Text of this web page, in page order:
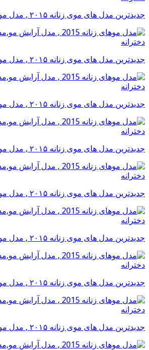
جدیدترین مدل های موی زنانه ۲۰۱۵ , مدل مو دخترانه
جدیدترین مدل های موی زنانه ۲۰۱۵ , مدل مو دخترانه
جدیدترین مدل های موی زنانه ۲۰۱۵ , مدل مو دخترانه
جدیدترین مدل های موی زنانه ۲۰۱۵ , مدل مو دخترانه
جدیدترین مدل های موی زنانه ۲۰۱۵ , مدل مو دخترانه
جدیدترین مدل های موی زنانه ۲۰۱۵ , مدل مو دخترانه
جدیدترین مدل های موی زنانه ۲۰۱۵ , مدل مو دخترانه
جدیدترین مدل های موی زنانه ۲۰۱۵ , مدل مو دخترانه